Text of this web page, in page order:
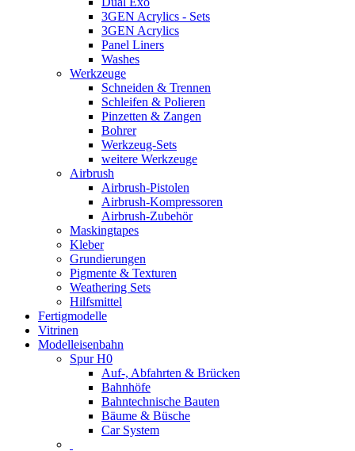
3GEN Acrylics - Sets
3GEN Acrylics
Panel Liners
Washes
Werkzeuge
Schneiden & Trennen
Schleifen & Polieren
Pinzetten & Zangen
Bohrer
Werkzeug-Sets
weitere Werkzeuge
Airbrush
Airbrush-Pistolen
Airbrush-Kompressoren
Airbrush-Zubehör
Maskingtapes
Kleber
Grundierungen
Pigmente & Texturen
Weathering Sets
Hilfsmittel
Fertigmodelle
Vitrinen
Modelleisenbahn
Spur H0
Auf-, Abfahrten & Brücken
Bahnhöfe
Bahntechnische Bauten
Bäume & Büsche
Car System